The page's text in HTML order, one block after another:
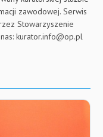
zawodowej. Serwis
Stowarzyszenie
kurator.info@op.pl